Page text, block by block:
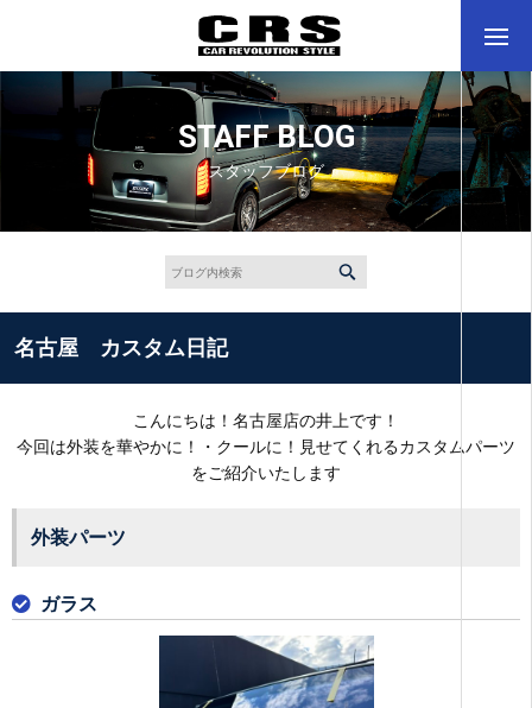
STAFF BLOG
スタッフブログ
名古屋 カスタム日記
こんにちは！名古屋店の井上です！
今回は外装を華やかに！・クールに！見せてくれるカスタムパーツ
をご紹介いたします
外装パーツ
ガラス